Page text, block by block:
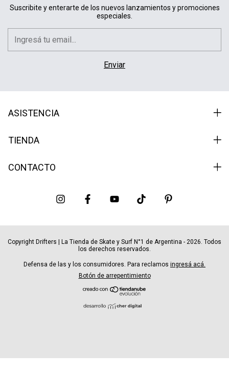
Suscribite y enterarte de los nuevos lanzamientos y promociones
especiales.
ASISTENCIA
TIENDA
CONTACTO
Copyright Drifters | La Tienda de Skate y Surf N°1 de Argentina - 2026. Todos
los derechos reservados.
Defensa de las y los consumidores. Para reclamos ingresá acá.
Botón de arrepentimiento